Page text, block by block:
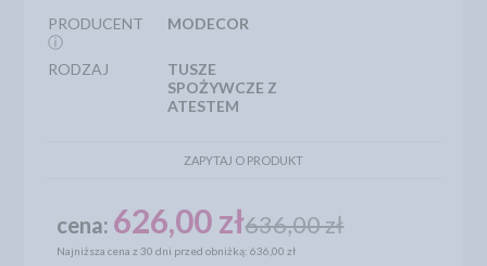
PRODUCENT
ⓘ
MODECOR
RODZAJ
TUSZE
SPOŻYWCZE Z
ATESTEM
ZAPYTAJ O PRODUKT
cena: 626,00 zł636,00 zł
Najniższa cena z 30 dni przed obniżką: 636,00 zł